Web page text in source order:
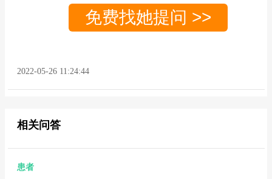
免费找她提问 >>
2022-05-26 11:24:44
相关问答
患者